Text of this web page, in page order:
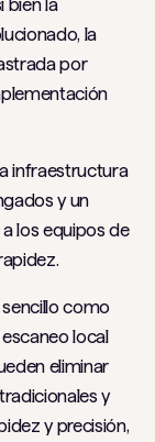
la
por
infraestructura
y un
los equipos de
como
local
eliminar
y
y precisión,